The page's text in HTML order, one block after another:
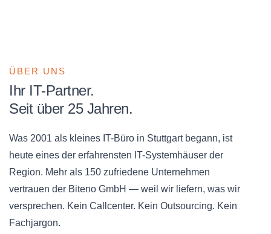
ÜBER UNS
Ihr IT-Partner.
Seit über 25 Jahren.
Was 2001 als kleines IT-Büro in Stuttgart begann, ist
heute eines der erfahrensten IT-Systemhäuser der
Region. Mehr als 150 zufriedene Unternehmen
vertrauen der Biteno GmbH — weil wir liefern, was wir
versprechen. Kein Callcenter. Kein Outsourcing. Kein
Fachjargon.